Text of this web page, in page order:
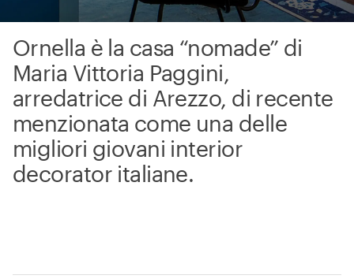
Ornella è la casa “nomade” di
Maria Vittoria Paggini,
arredatrice di Arezzo, di recente
menzionata come una delle
migliori giovani interior
decorator italiane.